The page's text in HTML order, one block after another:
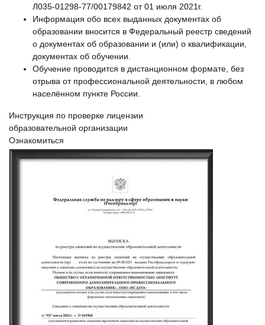
Л035-01298-77/00179842 от 01 июля 2021г.
Информация обо всех выданных документах об
образовании вносится в Федеральный реестр сведений
о документах об образовании и (или) о квалификации,
документах об обучении.
Обучение проводится в дистанционном формате, без
отрыва от профессиональной деятельности, в любом
населённом пункте России.
Инструкция по проверке лицензии
образовательной организации
Ознакомиться